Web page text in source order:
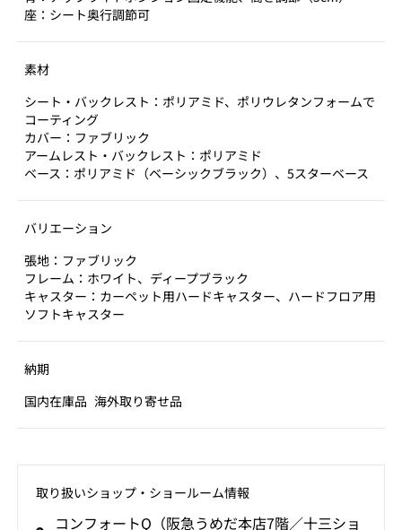
座：シート奥行調節可
素材
シート・バックレスト：ポリアミド、ポリウレタンフォームで
コーティング
カバー：ファブリック
アームレスト・バックレスト：ポリアミド
ベース：ポリアミド（ベーシックブラック）、5スターベース
バリエーション
張地：ファブリック
フレーム：ホワイト、ディープブラック
キャスター：カーペット用ハードキャスター、ハードフロア用
ソフトキャスター
納期
国内在庫品 海外取り寄せ品
取り扱いショップ‧ショールーム情報
コンフォートQ（阪急うめだ本店7階／十三ショ